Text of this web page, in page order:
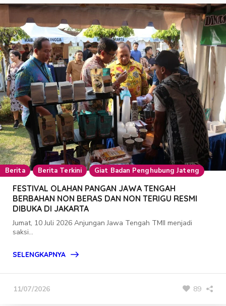
Berita Berita Terkini Giat Badan Penghubung Jateng
FESTIVAL OLAHAN PANGAN JAWA TENGAH
BERBAHAN NON BERAS DAN NON TERIGU RESMI
DIBUKA DI JAKARTA
Jumat, 10 Juli 2026 Anjungan Jawa Tengah TMII menjadi
saksi...
SELENGKAPNYA
11/07/2026 89